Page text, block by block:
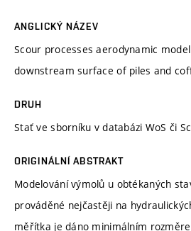
ANGLICKÝ NÁZEV
Scour processes aerodynamic
downstream surface of piles and
DRUH
Stať ve sborníku v databázi WoS či
ORIGINÁLNÍ ABSTRAKT
Modelování výmolů u obtékaných
prováděné nejčastěji na
měřítka je dáno minimálním